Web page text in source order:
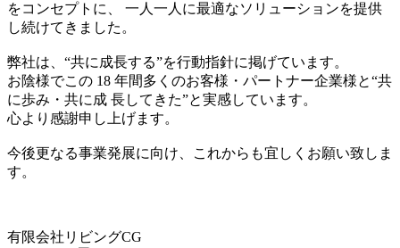
をコンセプトに、 一人一人に最適なソリューションを提供
し続けてきました。
弊社は、“共に成長する”を行動指針に掲げています。
お陰様でこの 18 年間多くのお客様・パートナー企業様と“共
に歩み・共に成 長してきた”と実感しています。
心より感謝申し上げます。
今後更なる事業発展に向け、これからも宜しくお願い致しま
す。
有限会社リビングCG